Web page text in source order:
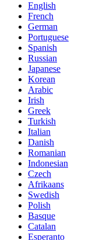
English
French
German
Portuguese
Spanish
Russian
Japanese
Korean
Arabic
Irish
Greek
Turkish
Italian
Danish
Romanian
Indonesian
Czech
Afrikaans
Swedish
Polish
Basque
Catalan
Esperanto